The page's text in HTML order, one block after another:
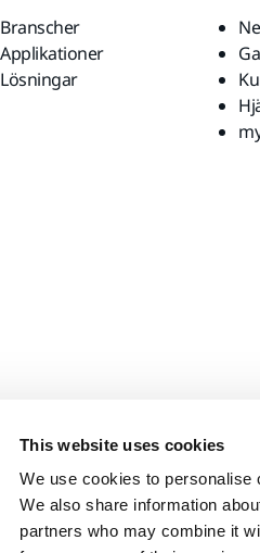
This website uses cookies
We use cookies to personalise
We also share information
partners who may combine it
Branscher
Applikationer
Lösningar